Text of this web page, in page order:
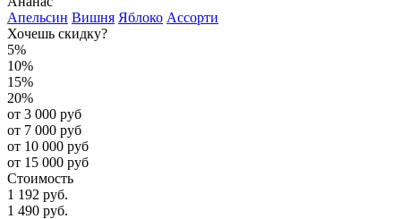
Апельсин Вишня Яблоко Ассорти
Хочешь скидку?
5%
10%
15%
20%
от 3 000 руб
от 7 000 руб
от 10 000 руб
от 15 000 руб
Стоимость
1 192 руб.
1 490 руб.